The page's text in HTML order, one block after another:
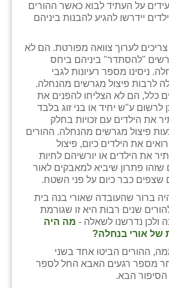
על העתיד לבוא כאשר ההורים
יידרשו להגיע להבנות ביניהם
לערוך צוואה מפורטת. הם לא
"להסתדר" ביניהם ביחס
ניסינו מספר רעיונות לגבי
לרבות פיצול מגרשים מהנחלה.
כלל, הם לא הצליחו להפנים את
לרשום ע"ש יחיד או בני זוג בלבד
את הילדים עם זכויות בחלק
פיצול מגרשים מהנחלה. ההורים
את הילדים כיום, פיצול
את הילדים או יורשיהם לחיות
פתרון שיביא למאבקים לאור
שצפים כבר כיום על פני השטח.
ברור שהעובדה שאורי בנה בית
שנים רבות היא זו שגורמת
ולכן נדרשנו לשאלה - מה היה
של אורי בנחלה?
ההורים הביטו אחד בשני
מספר רגעים האבא החל לספר
הסיפור הבא.